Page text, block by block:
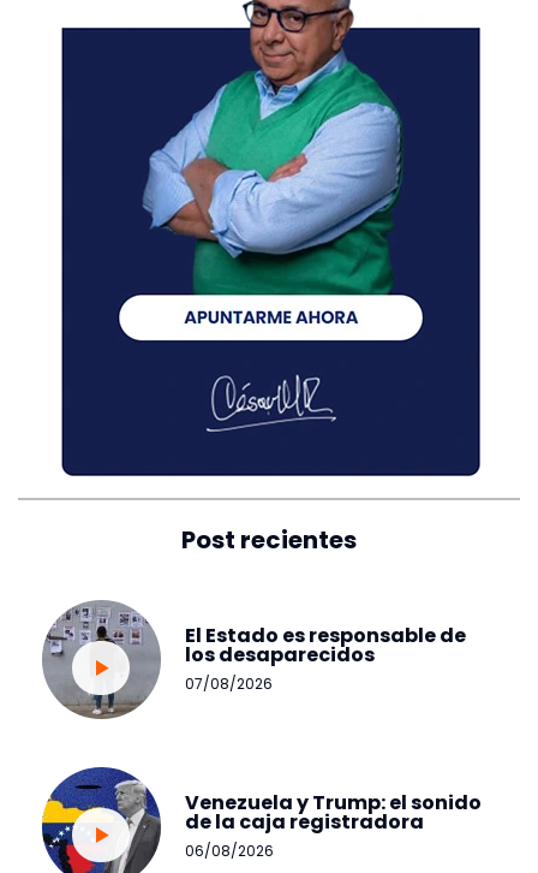
Post recientes
El Estado es responsable de
los desaparecidos
07/08/2026
Venezuela y Trump: el sonido
de la caja registradora
06/08/2026